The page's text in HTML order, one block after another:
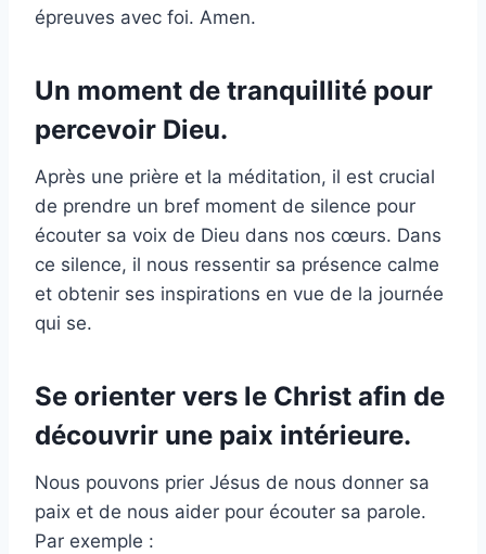
épreuves avec foi. Amen.
Un moment de tranquillité pour
percevoir Dieu.
Après une prière et la méditation, il est crucial
de prendre un bref moment de silence pour
écouter sa voix de Dieu dans nos cœurs. Dans
ce silence, il nous ressentir sa présence calme
et obtenir ses inspirations en vue de la journée
qui se.
Se orienter vers le Christ afin de
découvrir une paix intérieure.
Nous pouvons prier Jésus de nous donner sa
paix et de nous aider pour écouter sa parole.
Par exemple :